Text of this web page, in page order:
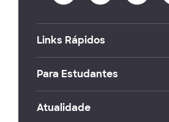
Links Rápidos
Para Estudantes
Atualidade